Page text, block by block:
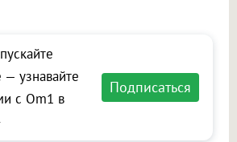
— узнавайте
с Om1 в
Подписаться